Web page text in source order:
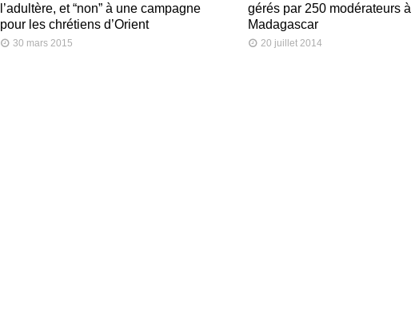
l’adultère, et “non” à une campagne
pour les chrétiens d’Orient
30 mars 2015
gérés par 250 modérateurs à
Madagascar
20 juillet 2014